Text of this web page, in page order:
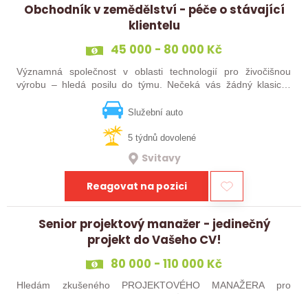
Obchodník v zemědělství - péče o stávající
klientelu
45 000 - 80 000 Kč
Významná společnost v oblasti technologií pro živočišnou
výrobu – hledá posilu do týmu. Nečeká vás žádný klasický
Služební auto
5 týdnů dovolené
Svitavy
Reagovat na pozici
Senior projektový manažer - jedinečný
projekt do Vašeho CV!
80 000 - 110 000 Kč
Hledám zkušeného PROJEKTOVÉHO MANAŽERA pro